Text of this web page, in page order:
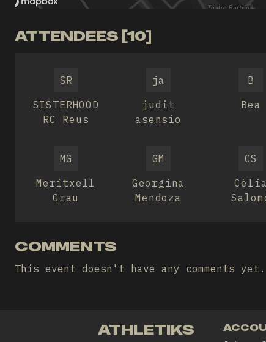
ATTENDEES [10]
SR
SISTERHOOD
RC Reus
ja
judit
asensio
B
Bea
MG
Meritxell
Grau
GM
Georgina
Mendoza
CS
Cèlia
COMMENTS
This event doesn't have any comments
ATHLETIKS